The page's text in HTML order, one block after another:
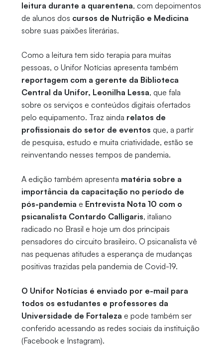
leitura durante a quarentena, com depoimentos
de alunos dos cursos de Nutrição e Medicina
sobre suas paixões literárias.
Como a leitura tem sido terapia para muitas
pessoas, o Unifor Notícias apresenta também
reportagem com a gerente da Biblioteca
Central da Unifor, Leonilha Lessa, que fala
sobre os serviços e conteúdos digitais ofertados
pelo equipamento. Traz ainda relatos de
profissionais do setor de eventos que, a partir
de pesquisa, estudo e muita criatividade, estão se
reinventando nesses tempos de pandemia.
A edição também apresenta matéria sobre a
importância da capacitação no período de
pós-pandemia e Entrevista Nota 10 com o
psicanalista Contardo Calligaris, italiano
radicado no Brasil e hoje um dos principais
pensadores do circuito brasileiro. O psicanalista vê
nas pequenas atitudes a esperança de mudanças
positivas trazidas pela pandemia de Covid-19.
O Unifor Notícias é enviado por e-mail para
todos os estudantes e professores da
Universidade de Fortaleza e pode também ser
conferido acessando as redes sociais da instituição
(Facebook e Instagram).